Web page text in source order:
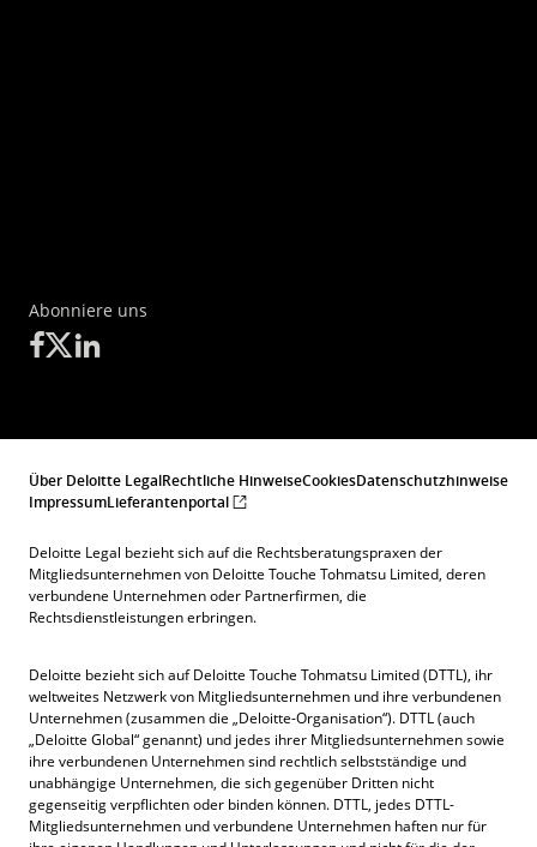
Abonniere uns
Über Deloitte LegalRechtliche HinweiseCookiesDatenschutzhinweise
ImpressumLieferantenportal
Deloitte Legal bezieht sich auf die Rechtsberatungspraxen der
Mitgliedsunternehmen von Deloitte Touche Tohmatsu Limited, deren
verbundene Unternehmen oder Partnerfirmen, die
Rechtsdienstleistungen erbringen.
Deloitte bezieht sich auf Deloitte Touche Tohmatsu Limited (DTTL), ihr
weltweites Netzwerk von Mitgliedsunternehmen und ihre verbundenen
Unternehmen (zusammen die „Deloitte-Organisation“). DTTL (auch
„Deloitte Global“ genannt) und jedes ihrer Mitgliedsunternehmen sowie
ihre verbundenen Unternehmen sind rechtlich selbstständige und
unabhängige Unternehmen, die sich gegenüber Dritten nicht
gegenseitig verpflichten oder binden können. DTTL, jedes DTTL-
Mitgliedsunternehmen und verbundene Unternehmen haften nur für